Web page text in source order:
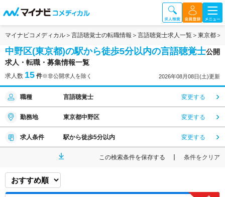
マイナビコメディカル 言語聴覚士の転職情報 言語聴覚士求人一覧 東京都
中野区(東京都)の駅から徒歩5分以内の言語聴覚士公開
求人・転職・募集情報一覧
求人数 15 件※非公開求人を除く 2026年08月08日(土)更新
職種 言語聴覚士 変更する
勤務地 東京都中野区 変更する
求人条件 駅から徒歩5分以内 変更する
この検索条件を保存する 条件をクリア